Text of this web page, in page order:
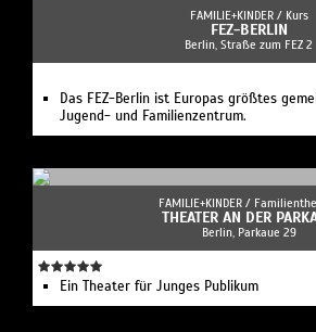
FAMILIE+KINDER / Kurs
FEZ-BERLIN
Berlin, Straße zum FEZ 2
Das FEZ-Berlin ist Europas größtes
Jugend- und Familienzentrum.
FAMILIE+KINDER /
THEATER AN DER
Berlin, Parkaue 29
Ein Theater für Junges Publikum